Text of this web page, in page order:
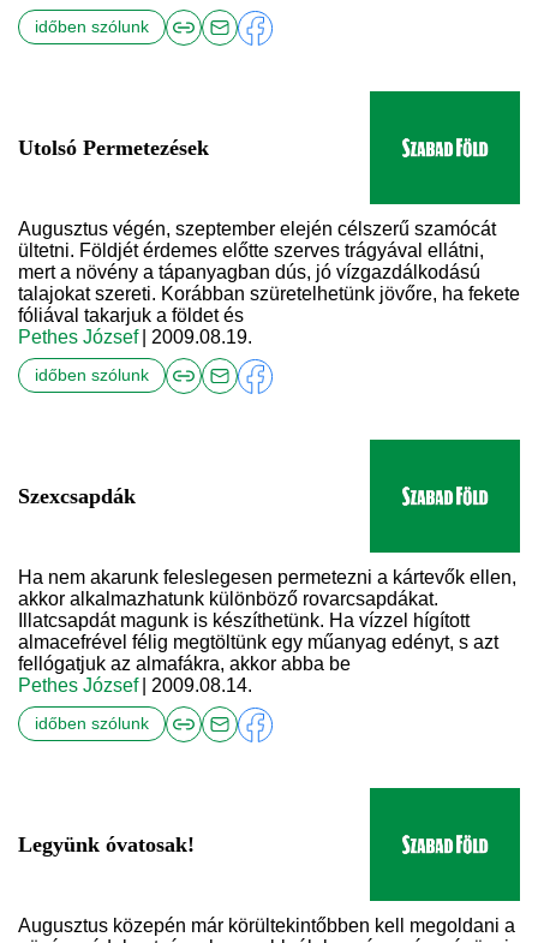
időben szólunk
Utolsó Permetezések
Augusztus végén, szeptember elején célszerű szamócát
ültetni. Földjét érdemes előtte szerves trágyával ellátni,
mert a növény a tápanyagban dús, jó vízgazdálkodású
talajokat szereti. Korábban szüretelhetünk jövőre, ha fekete
fóliával takarjuk a földet és
Pethes József
| 2009.08.19.
időben szólunk
Szexcsapdák
Ha nem akarunk feleslegesen permetezni a kártevők ellen,
akkor alkalmazhatunk különböző rovarcsapdákat.
Illatcsapdát magunk is készíthetünk. Ha vízzel hígított
almacefrével félig megtöltünk egy műanyag edényt, s azt
fellógatjuk az almafákra, akkor abba be
Pethes József
| 2009.08.14.
időben szólunk
Legyünk óvatosak!
Augusztus közepén már körültekintőbben kell megoldani a